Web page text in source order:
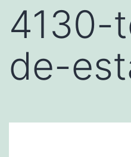
4130-
de-